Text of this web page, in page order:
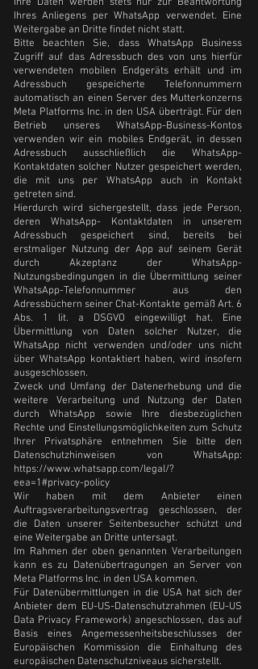
Ihres Anliegens per WhatsApp verwendet. Eine
Weitergabe an Dritte findet nicht statt.
Bitte beachten Sie, dass WhatsApp Business
Zugriff auf das Adressbuch des von uns hierfür
verwendeten mobilen Endgeräts erhält und im
Adressbuch gespeicherte Telefonnummern
automatisch an einen Server des Mutterkonzerns
Meta Platforms Inc. in den USA überträgt. Für den
Betrieb unseres WhatsApp-Business-Kontos
verwenden wir ein mobiles Endgerät, in dessen
Adressbuch ausschließlich die WhatsApp-
Kontaktdaten solcher Nutzer gespeichert werden,
die mit uns per WhatsApp auch in Kontakt
getreten sind.
Hierdurch wird sichergestellt, dass jede Person,
deren WhatsApp- Kontaktdaten in unserem
Adressbuch gespeichert sind, bereits bei
erstmaliger Nutzung der App auf seinem Gerät
durch Akzeptanz der WhatsApp-
Nutzungsbedingungen in die Übermittlung seiner
WhatsApp-Telefonnummer aus den
Adressbüchern seiner Chat-Kontakte gemäß Art. 6
Abs. 1 lit. a DSGVO eingewilligt hat. Eine
Übermittlung von Daten solcher Nutzer, die
WhatsApp nicht verwenden und/oder uns nicht
über WhatsApp kontaktiert haben, wird insofern
ausgeschlossen.
Zweck und Umfang der Datenerhebung und die
weitere Verarbeitung und Nutzung der Daten
durch WhatsApp sowie Ihre diesbezüglichen
Rechte und Einstellungsmöglichkeiten zum Schutz
Ihrer Privatsphäre entnehmen Sie bitte den
Datenschutzhinweisen von WhatsApp:
https://www.whatsapp.com/legal/?
eea=1#privacy-policy
Wir haben mit dem Anbieter einen
Auftragsverarbeitungsvertrag geschlossen, der
die Daten unserer Seitenbesucher schützt und
eine Weitergabe an Dritte untersagt.
Im Rahmen der oben genannten Verarbeitungen
kann es zu Datenübertragungen an Server von
Meta Platforms Inc. in den USA kommen.
Für Datenübermittlungen in die USA hat sich der
Anbieter dem EU-US-Datenschutzrahmen (EU-US
Data Privacy Framework) angeschlossen, das auf
Basis eines Angemessenheitsbeschlusses der
Europäischen Kommission die Einhaltung des
europäischen Datenschutzniveaus sicherstellt.